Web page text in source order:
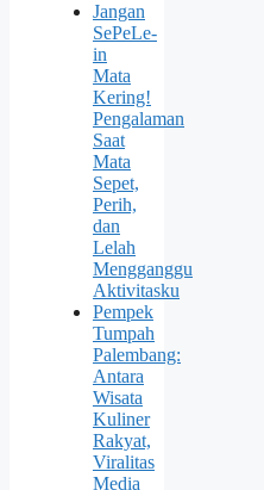
Jangan
SePeLe-
in
Mata
Kering!
Pengalaman
Saat
Mata
Sepet,
Perih,
dan
Lelah
Mengganggu
Aktivitasku
Pempek
Tumpah
Palembang:
Antara
Wisata
Kuliner
Rakyat,
Viralitas
Media